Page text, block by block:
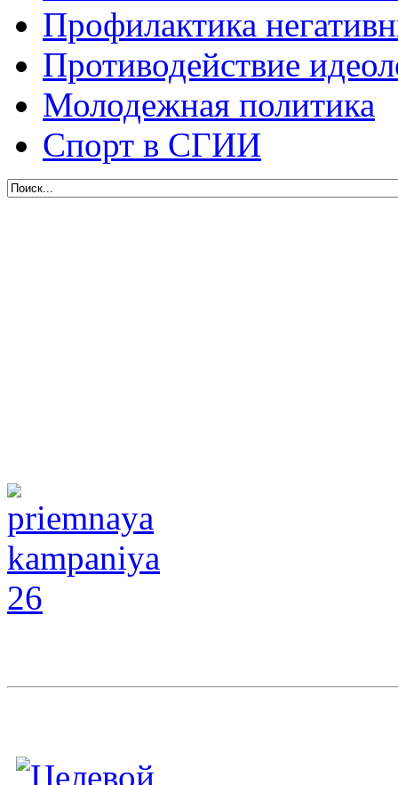
Профилактика
Противодействие
Молодежная политика
Спорт в СГИИ